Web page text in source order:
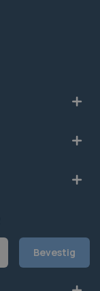
Bevestig